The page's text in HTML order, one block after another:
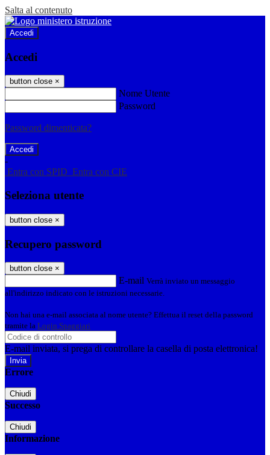
Salta al contenuto
Accedi
Accedi
button close ×
Nome Utente
Password
Password dimenticata?
-
Entra con SPID Entra con CIE
Seleziona utente
button close ×
Recupero password
button close ×
E-mail Verrà inviato un messaggio
all'indirizzo indicato con le istruzioni necessarie.
Non hai una e-mail associata al nome utente? Effettua il reset della password
tramite la Login Spaggiari
E-mail inviata, si prega di controllare la casella di posta elettronica!
Errore
Chiudi
Successo
Chiudi
Informazione